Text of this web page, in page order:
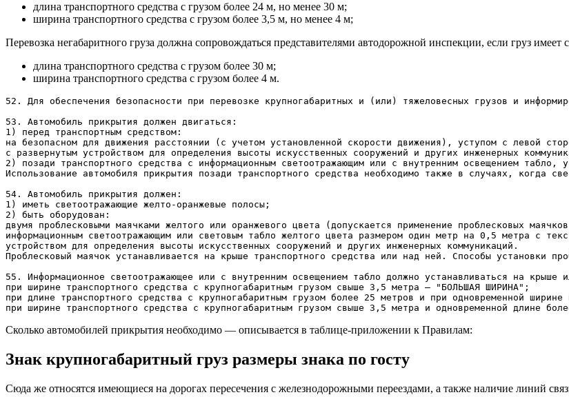
длина транспортного средства с грузом более 24 м, но менее 30 м;
ширина транспортного средства с грузом более 3,5 м, но менее 4 м;
Перевозка негабаритного груза должна сопровождаться представителями автодорожной инспекции, если груз
длина транспортного средства с грузом более 30 м;
ширина транспортного средства с грузом более 4 м.
52. Для обеспечения безопасности при перевозке крупногабаритных и (или) тяжеловесных грузов и
53. Автомобиль прикрытия должен двигаться:
1) перед транспортным средством:
на безопасном для движения расстоянии (с учетом установленной скорости движения), уступом с левой
с развернутым устройством для определения высоты искусственных сооружений и других инженерных
2) позади транспортного средства с информационным светоотражающим или с внутренним освещением
Использование автомобиля прикрытия позади транспортного средства необходимо также в случаях, когда
54. Автомобиль прикрытия должен:
1) иметь светоотражающие желто-оранжевые полосы;
2) быть оборудован:
двумя проблесковыми маячками желтого или оранжевого цвета (допускается применение проблесковых
информационным светоотражающим или световым табло желтого цвета размером один метр на 0,5 метра с
устройством для определения высоты искусственных сооружений и других инженерных коммуникаций.
Проблесковый маячок устанавливается на крыше транспортного средства или над ней. Способы установки
55. Информационное светоотражающее или с внутренним освещением табло должно устанавливаться на
при ширине транспортного средства с крупногабаритным грузом свыше 3,5 метра — "БОЛЬШАЯ ШИРИНА";
при длине транспортного средства с крупногабаритным грузом более 25 метров и при одновременной
Сколько автомобилей прикрытия необходимо — описывается в таблице-приложении к Правилам:
Знак крупногабаритный груз размеры знака по госту
Сюда же относятся имеющиеся на дорогах пересечения с железнодорожными переездами, а также наличие линий